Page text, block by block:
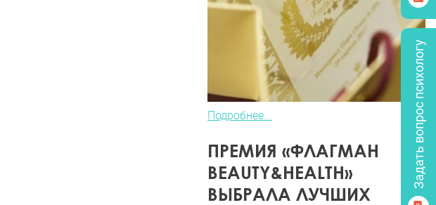
Подробнее...
ПРЕМИЯ «ФЛАГМАН
BEAUTY&HEALTH»
ВЫБРАЛА ЛУЧШИХ
Задать вопрос психологу